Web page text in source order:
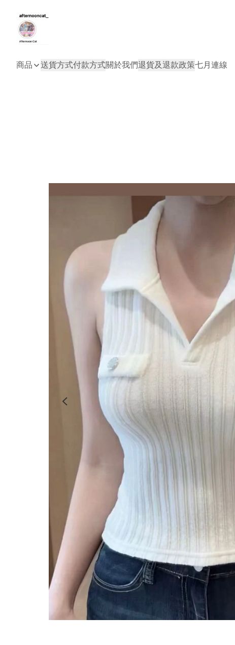
商品 送貨方式付款方式關於我們退貨及退款政策七月連線